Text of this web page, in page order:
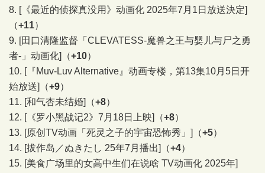
8. [《最近的侦探真没用》动画化 2025年7月1日放送決定]
（+11）
9. [田口清隆监督「CLEVATESS-魔兽之王与婴儿与尸之勇
者-」动画化]
（+10）
10. [『Muv-Luv Alternative』动画专楼，第13集10月5日开
始放送]
（+9）
11. [和气杏未结婚] （+8）
12. [《罗小黑战记2》7月18日上映] （+8）
13. [原创TV动画「死灵之子的宇宙恐怖秀」] （+5）
14. [拔作岛／ぬきたし 25年7月播出] （+4）
15. [美食广场里的女高中生们在说啥 TV动画化 2025年]